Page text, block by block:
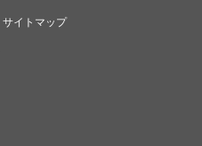
サイトマップ